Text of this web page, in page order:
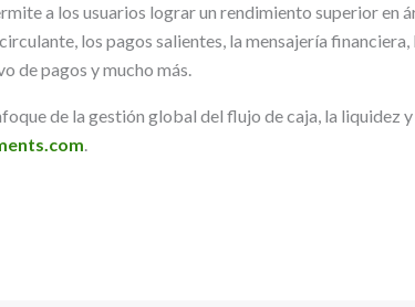
a los usuarios lograr un rendimiento superior en
los pagos salientes, la mensajería financiera,
de pagos y mucho más.
de la gestión global del flujo de caja, la liquidez
.